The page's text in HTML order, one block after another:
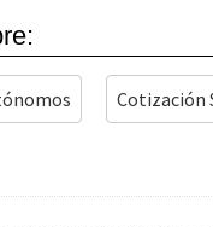
Cotización